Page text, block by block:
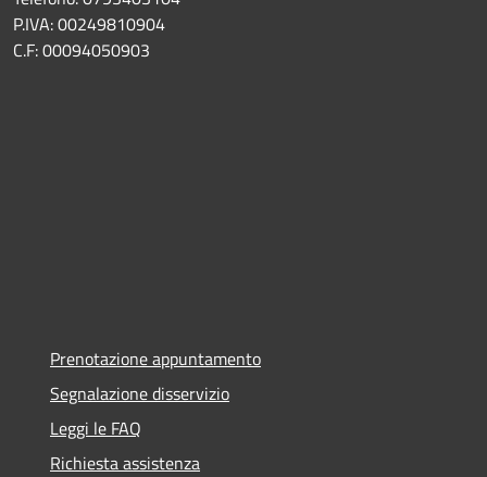
P.IVA: 00249810904
C.F: 00094050903
Prenotazione appuntamento
Segnalazione disservizio
Leggi le FAQ
Richiesta assistenza